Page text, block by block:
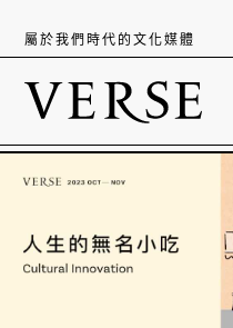
屬於我們時代的文化媒體